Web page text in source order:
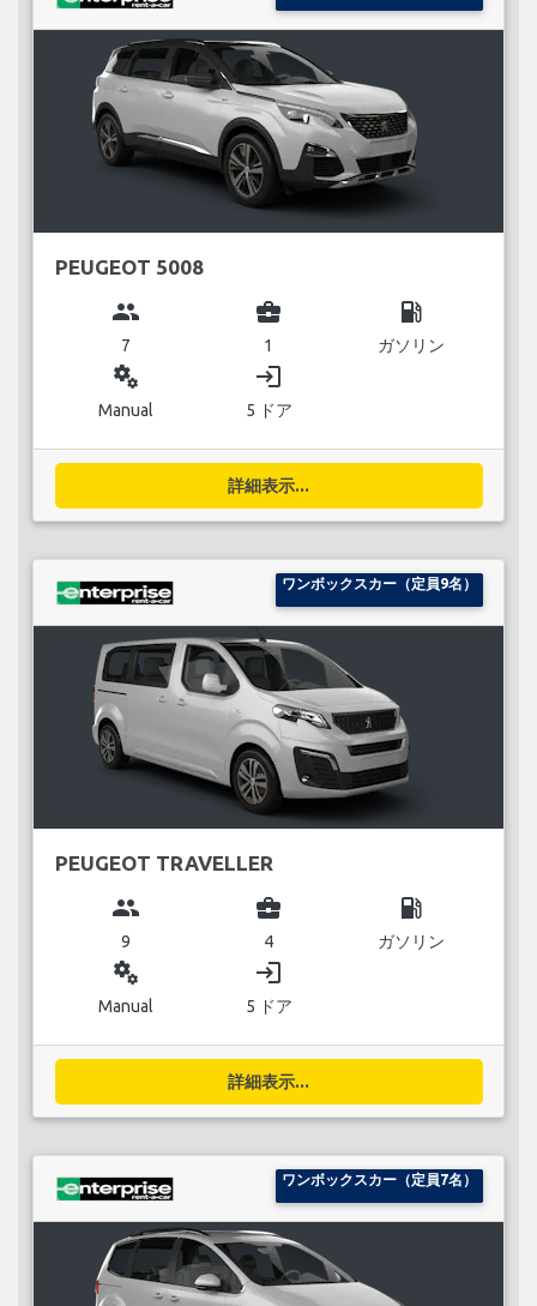
PEUGEOT 5008
group
7
business_center
1
local_gas_station
ガソリン
miscellaneous_services
Manual
login
5 ドア
詳細表示...
ワンボックスカー（定員9名）
PEUGEOT TRAVELLER
group
9
business_center
4
local_gas_station
ガソリン
miscellaneous_services
Manual
login
5 ドア
詳細表示...
ワンボックスカー（定員7名）